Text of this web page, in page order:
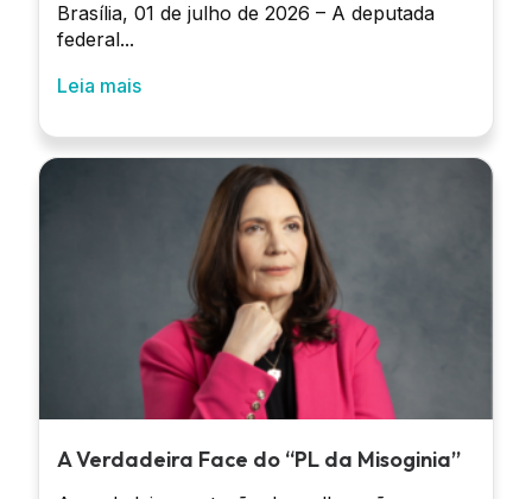
Brasília, 01 de julho de 2026 – A deputada
federal...
Leia mais
A Verdadeira Face do “PL da Misoginia”